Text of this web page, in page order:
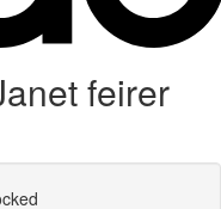
feirer